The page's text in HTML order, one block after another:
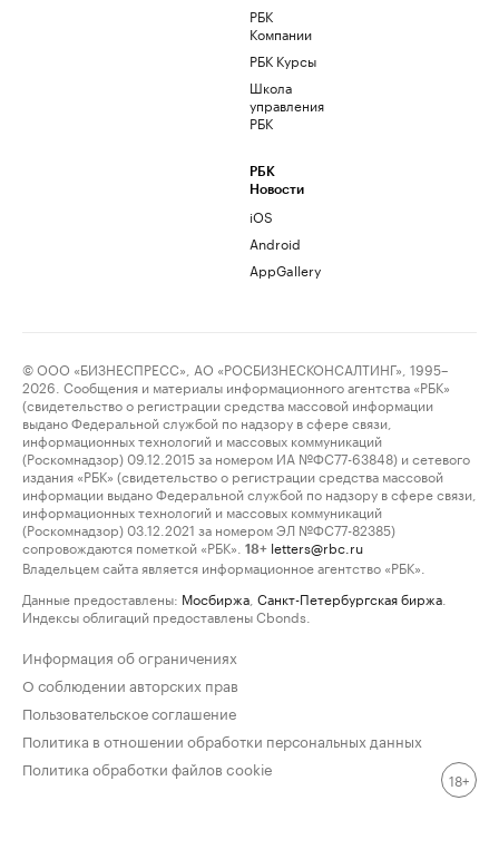
РБК
Компании
РБК Курсы
Школа
управления
РБК
РБК
Новости
iOS
Android
AppGallery
© ООО «БИЗНЕСПРЕСС», АО «РОСБИЗНЕСКОНСАЛТИНГ», 1995–
2026. Сообщения и материалы информационного агентства «РБК»
(свидетельство о регистрации средства массовой информации
выдано Федеральной службой по надзору в сфере связи,
информационных технологий и массовых коммуникаций
(Роскомнадзор) 09.12.2015 за номером ИА №ФС77-63848) и сетевого
издания «РБК» (свидетельство о регистрации средства массовой
информации выдано Федеральной службой по надзору в сфере связи,
информационных технологий и массовых коммуникаций
(Роскомнадзор) 03.12.2021 за номером ЭЛ №ФС77-82385)
сопровождаются пометкой «РБК».
18+ letters@rbc.ru
Владельцем сайта является информационное агентство «РБК».
Данные предоставлены: Мосбиржа Санкт-Петербургская биржа
Индексы облигаций предоставлены Cbonds.
Информация об ограничениях
О соблюдении авторских прав
Пользовательское соглашение
Политика в отношении обработки персональных данных
Политика обработки файлов cookie
18+